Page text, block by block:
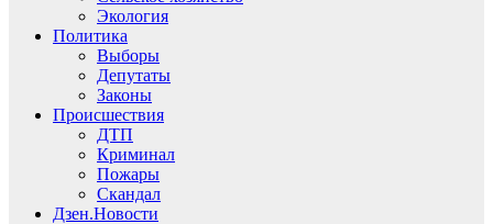
Экология
Политика
Выборы
Депутаты
Законы
Происшествия
ДТП
Криминал
Пожары
Скандал
Дзен.Новости